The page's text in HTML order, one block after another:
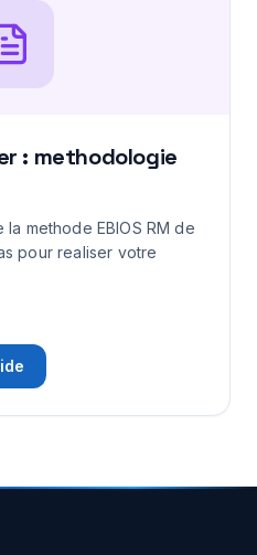
: methodologie
methode EBIOS RM de
pour realiser votre